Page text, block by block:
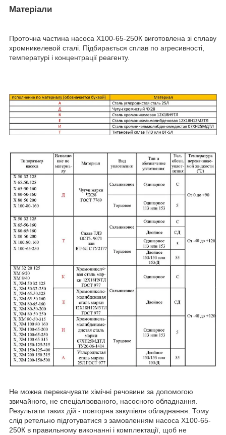
Матеріали
Проточна частина насоса Х100-65-250К виготовлена зі сплаву
хромникелевой сталі. Підбирається сплав по агресивності,
температурі і концентрації реагенту.
Не можна перекачувати хімічні речовини за допомогою
звичайного, не спеціалізованого, насосного обладнання.
Результати таких дій - повторна закупівля обладнання. Тому
слід ретельно підготуватися з замовленням насоса Х100-65-
250К в правильному виконанні і комплектації, щоб не